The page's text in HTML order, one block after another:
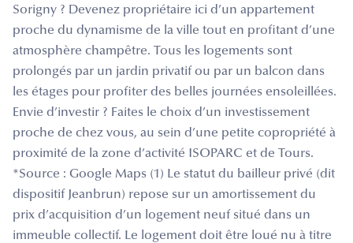
Sorigny ? Devenez propriétaire ici d’un appartement
proche du dynamisme de la ville tout en profitant d’une
atmosphère champêtre. Tous les logements sont
prolongés par un jardin privatif ou par un balcon dans
les étages pour profiter des belles journées ensoleillées.
Envie d’investir ? Faites le choix d’un investissement
proche de chez vous, au sein d’une petite copropriété à
proximité de la zone d’activité ISOPARC et de Tours.
*Source : Google Maps (1) Le statut du bailleur privé (dit
dispositif Jeanbrun) repose sur un amortissement du
prix d’acquisition d’un logement neuf situé dans un
immeuble collectif. Le logement doit être loué nu à titre